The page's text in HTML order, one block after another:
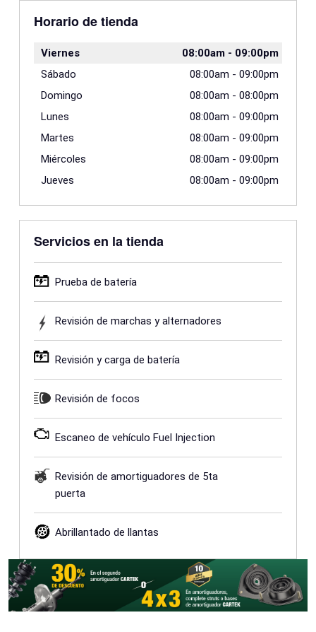
Horario de tienda
Viernes 08:00am- 09:00pm
Sábado
08:00am - 09:00pm
Domingo
08:00am - 08:00pm
Lunes
08:00am - 09:00pm
Martes
08:00am - 09:00pm
Miércoles
08:00am - 09:00pm
Jueves
08:00am - 09:00pm
Servicios en la tienda
Prueba de batería
Revisión de marchas y alternadores
Revisión y carga de batería
Revisión de focos
Escaneo de vehículo Fuel Injection
Revisión de amortiguadores de 5ta
puerta
Abrillantado de llantas